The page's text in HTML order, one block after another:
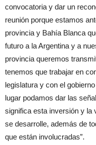
convocatoria y dar un
reunión porque estamos
provincia y Bahía Blanca
futuro a la Argentina y a
provincia queremos
tenemos que trabajar en
legislatura y con el
lugar podamos dar las
significa esta inversión y la
se desarrolle, además de
que están involucradas”.